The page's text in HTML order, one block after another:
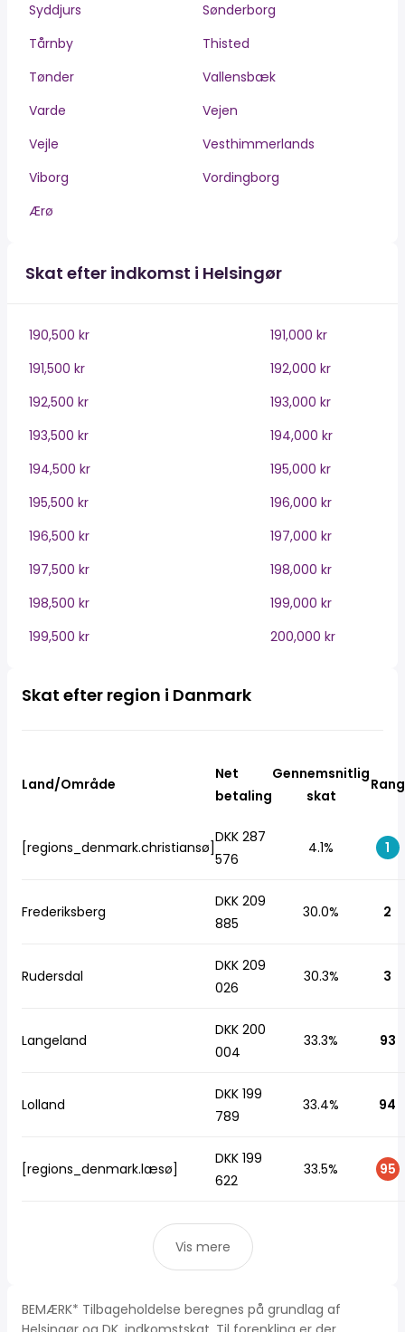
Syddjurs
Sønderborg
Tårnby
Thisted
Tønder
Vallensbæk
Varde
Vejen
Vejle
Vesthimmerlands
Viborg
Vordingborg
Ærø
Skat efter indkomst i Helsingør
190,500 kr
191,000 kr
191,500 kr
192,000 kr
192,500 kr
193,000 kr
193,500 kr
194,000 kr
194,500 kr
195,000 kr
195,500 kr
196,000 kr
196,500 kr
197,000 kr
197,500 kr
198,000 kr
198,500 kr
199,000 kr
199,500 kr
200,000 kr
Skat efter region i Danmark
Land/Område
Net
betaling
Gennemsnitlig
skat
Rang
[regions_denmark.christiansø]
DKK 287
576
4.1% 1
Frederiksberg
DKK 209
885
30.0% 2
Rudersdal
DKK 209
026
30.3% 3
Langeland
DKK 200
004
33.3% 93
Lolland
DKK 199
789
33.4% 94
[regions_denmark.læsø]
DKK 199
622
33.5% 95
Vis mere
BEMÆRK* Tilbageholdelse beregnes på grundlag af